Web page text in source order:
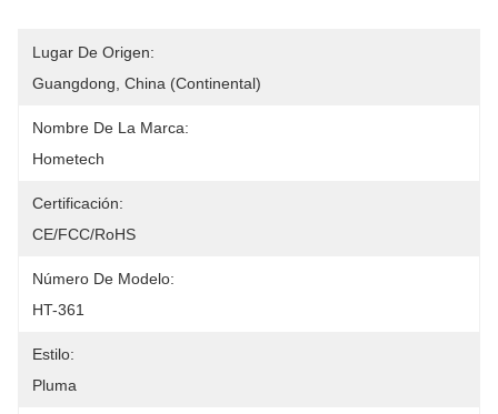
Lugar De Origen:
Guangdong, China (Continental)
Nombre De La Marca:
Hometech
Certificación:
CE/FCC/RoHS
Número De Modelo:
HT-361
Estilo:
Pluma